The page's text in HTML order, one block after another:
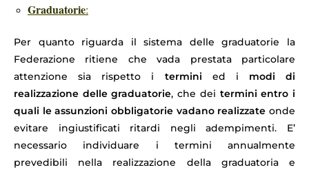
Graduatorie:
Per quanto riguarda il sistema delle graduatorie la
Federazione ritiene che vada prestata particolare
attenzione sia rispetto i termini ed i modi
di
realizzazione delle graduatorie, che dei termini entro i
quali le assunzioni obbligatorie vadano realizzate onde
evitare ingiustificati ritardi negli adempimenti. E’
necessario individuare i termini annualmente
prevedibili nella realizzazione della graduatoria e